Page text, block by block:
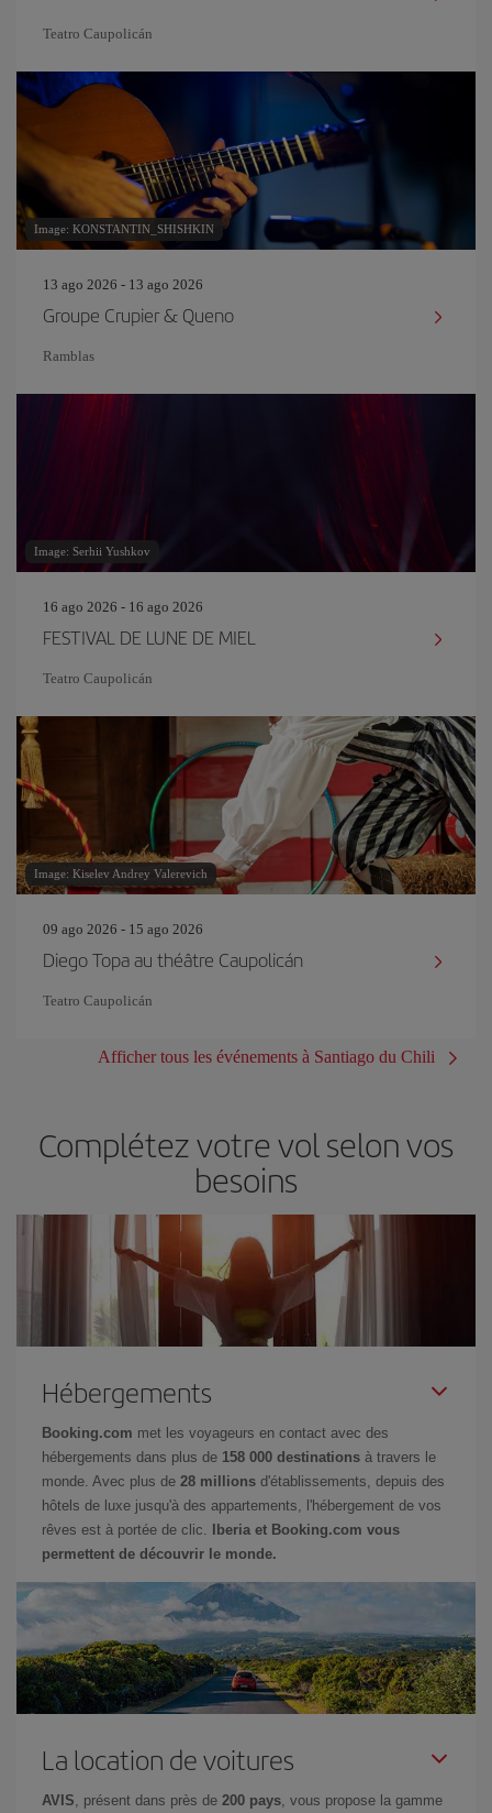
Teatro Caupolicán
Image: KONSTANTIN_SHISHKIN
13 ago 2026 - 13 ago 2026
Groupe Crupier & Queno
Ramblas
Image: Serhii Yushkov
16 ago 2026 - 16 ago 2026
FESTIVAL DE LUNE DE MIEL
Teatro Caupolicán
Image: Kiselev Andrey Valerevich
09 ago 2026 - 15 ago 2026
Diego Topa au théâtre Caupolicán
Teatro Caupolicán
Afficher tous les événements à Santiago du Chili
Complétez votre vol selon vos
besoins
Hébergements
Booking.com met les voyageurs en contact avec des
hébergements dans plus de 158 000 destinations à travers le
monde. Avec plus de 28 millions d'établissements, depuis des
hôtels de luxe jusqu'à des appartements, l'hébergement de vos
rêves est à portée de clic.
Iberia et Booking.com vous
permettent de découvrir le monde.
La location de voitures
AVIS, présent dans près de 200 pays, vous propose la gamme